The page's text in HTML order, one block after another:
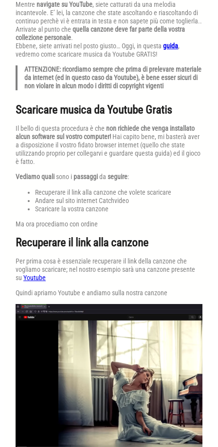
Mentre navigate su YouTube, siete catturati da una melodia
incantevole. E’ lei, la canzone che state ascoltando e riascoltando di
continuo perchè vi è entrata in testa e non sapete più come toglierla..
Arrivate al punto che quella canzone deve far parte della vostra
collezione personale.
Ebbene, siete arrivati nel posto giusto… Oggi, in questa guida,
vedremo come scaricare musica da Youtube GRATIS!
ATTENZIONE: ricordiamo sempre che prima di prelevare materiale
da internet (ed in questo caso da Youtube), è bene esser sicuri di
non violare in alcun modo i diritti di copyright vigenti
Scaricare musica da Youtube Gratis
Il bello di questa procedura è che non richiede che venga installato
alcun software sul vostro computer! Hai capito bene, mi basterà aver
a disposizione il vostro fidato browser internet (quello che state
utilizzando proprio per collegarvi e guardare questa guida) ed il gioco
è fatto.
Vediamo quali sono i passaggida seguire:
Recuperare il link alla canzone che volete scaricare
Andare sul sito internet Catchvideo
Scaricare la vostra canzone
Ma ora procediamo con ordine
Recuperare il link alla canzone
Per prima cosa è essenziale recuperare il link della canzone che
vogliamo scaricare; nel nostro esempio sarà una canzone presente
su Youtube
Quindi apriamo Youtube e andiamo sulla nostra canzone